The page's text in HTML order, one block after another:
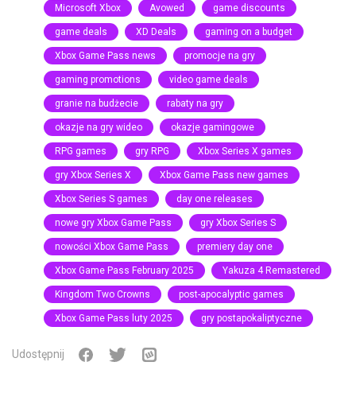
Microsoft Xbox Avowed game discounts
game deals XD Deals gaming on a budget
Xbox Game Pass news promocje na gry
gaming promotions video game deals
granie na budżecie rabaty na gry
okazje na gry wideo okazje gamingowe
RPG games gry RPG Xbox Series X games
gry Xbox Series X Xbox Game Pass new games
Xbox Series S games day one releases
nowe gry Xbox Game Pass gry Xbox Series S
nowości Xbox Game Pass premiery day one
Xbox Game Pass February 2025 Yakuza 4 Remastered
Kingdom Two Crowns post-apocalyptic games
Xbox Game Pass luty 2025 gry postapokaliptyczne
Udostępnij